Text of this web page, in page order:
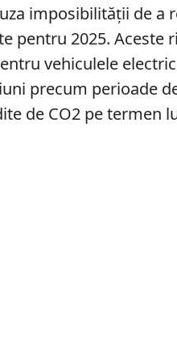
imposibilității de a
pentru 2025. Aceste
vehiculele
precum perioade
de CO2 pe termen